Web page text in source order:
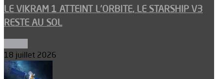
LE VIKRAM 1 ATTEINT L’ORBITE, LE STARSHIP V3
RESTE AU SOL
18 juillet 2026